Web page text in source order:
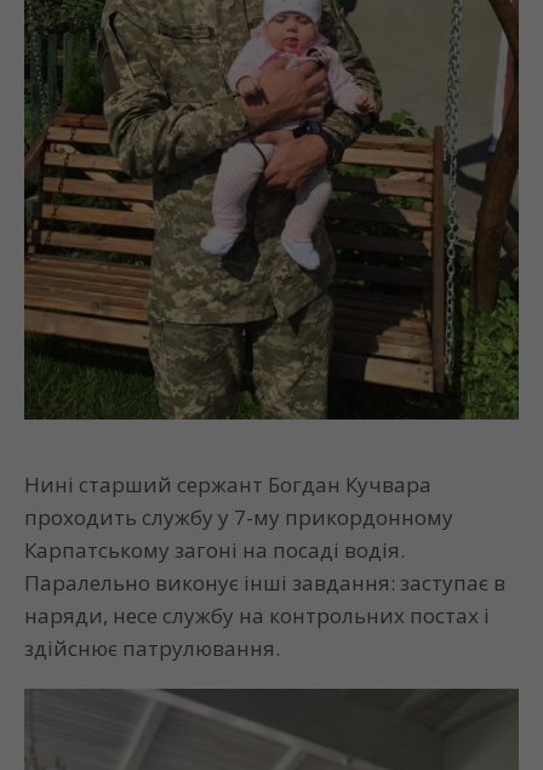
Нині старший сержант Богдан Кучвара
проходить службу у 7-му прикордонному
Карпатському загоні на посаді водія.
Паралельно виконує інші завдання: заступає в
наряди, несе службу на контрольних постах і
здійснює патрулювання.